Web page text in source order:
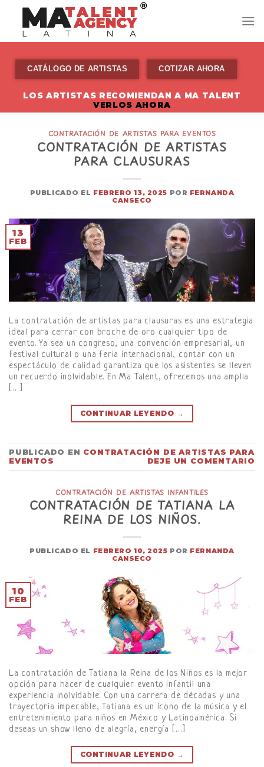
content
CATÁLOGO DE ARTISTAS COTIZAR AHORA
LOS ARTISTAS RECOMIENDAN A MA TALENT
VERLOS AHORA
CONTRATACIÓN DE ARTISTAS PARA EVENTOS
CONTRATACIÓN DE ARTISTAS
PARA CLAUSURAS
PUBLICADO EL FEBRERO 13, 2025 POR FERNANDA
CANSECO
13
FEB
La contratación de artistas para clausuras es una estrategia
ideal para cerrar con broche de oro cualquier tipo de
evento. Ya sea un congreso, una convención empresarial, un
festival cultural o una feria internacional, contar con un
espectáculo de calidad garantiza que los asistentes se lleven
un recuerdo inolvidable. En Ma Talent, ofrecemos una amplia
[…]
CONTINUAR LEYENDO →
PUBLICADO EN CONTRATACIÓN DE ARTISTAS PARA
EVENTOS
DEJE UN COMENTARIO
CONTRATACIÓN DE ARTISTAS INFANTILES
CONTRATACIÓN DE TATIANA LA
REINA DE LOS NIÑOS.
PUBLICADO EL FEBRERO 10, 2025 POR FERNANDA
CANSECO
10
FEB
La contratación de Tatiana la Reina de los Niños es la mejor
opción para hacer de cualquier evento infantil una
experiencia inolvidable. Con una carrera de décadas y una
trayectoria impecable, Tatiana es un ícono de la música y el
entretenimiento para niños en México y Latinoamérica. Si
deseas un show lleno de alegría, energía […]
CONTINUAR LEYENDO →